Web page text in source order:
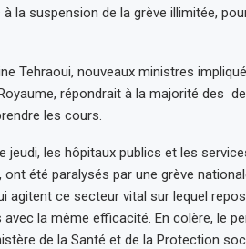
la suspension de la grève illimitée,
Tehraoui, nouveaux ministres
répondrait à la majorité des
les cours.
jeudi, les hôpitaux publics et les
été paralysés par une grève
agitent ce secteur vital sur lequel
la même efficacité. En colère, le
de la Santé et de la Protection